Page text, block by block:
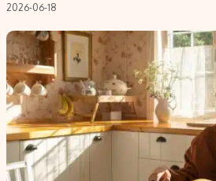
Turinio žymėjimo taisyklės
Kontaktai
Regionų naujienos
Indėlių palūkanos
2026-06-18